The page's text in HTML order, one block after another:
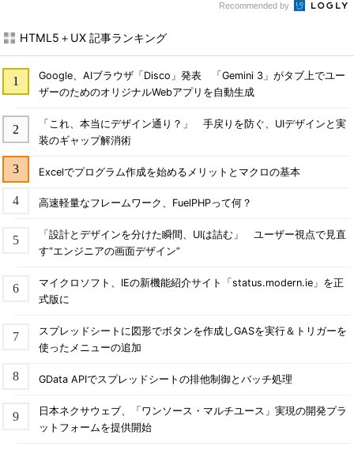
Recommended by
HTML5＋UX 記事ランキング
Google、AIブラウザ「Disco」発表 「Gemini 3」がタブ上でユー
ザーのためのオリジナルWebアプリを自動生成
「これ、本当にデザイン通り？」 手戻りを防ぐ、UIデザインと実
装のギャップ解消術
Excelでプログラム作成を始めるメリットとマクロの基本
高速軽量なフレームワーク、FuelPHPって何？
「設計とデザインを分けた瞬間、UIは詰む」 ユーザー視点で見直
す“エンジニアの画面デザイン”
マイクロソフト、IEの新機能紹介サイト「status.modern.ie」を正
式版に
スプレッドシートに図形でボタンを作成しGASを実行＆トリガーを
使ったメニューの追加
GData APIでスプレッドシートの排他制御とバッチ処理
日本ネクサウェブ、「ワンソース・マルチユース」実現の開発プラ
ットフォームを提供開始